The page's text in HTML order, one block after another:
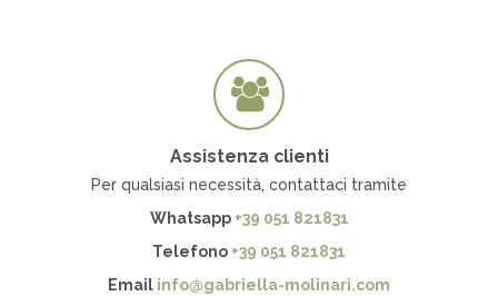
Assistenza clienti
Per qualsiasi necessità, contattaci tramite
Whatsapp +39 051 821831
Telefono +39 051 821831
Email info@gabriella-molinari.com